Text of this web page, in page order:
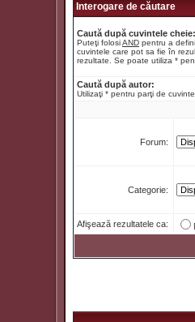
Interogare de căutare
Caută după cuvintele cheie:
Puteţi folosiAND pentru a
cuvintele care pot sa fie în
rezultate. Se poate utiliza *
Caută după autor:
Utilizaţi * pentru parţi de cuvinte
Forum:
Categorie:
Afişează rezultatele ca: